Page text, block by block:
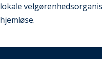
lokale
hjemløse.